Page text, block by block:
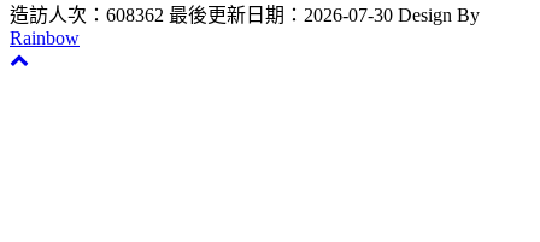
造訪人次：608362 最後更新日期：2026-07-30 Design By
Rainbow